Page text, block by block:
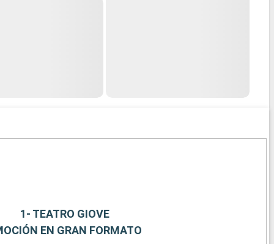
1- TEATRO GIOVE
EN GRAN FORMATO